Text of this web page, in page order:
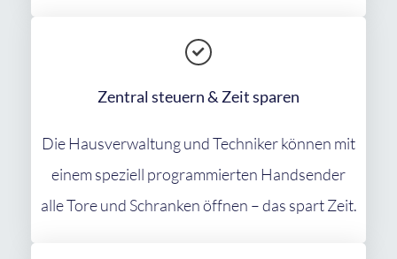
Zentral steuern & Zeit sparen
Die Hausverwaltung und Techniker können mit
einem speziell programmierten Handsender
alle Tore und Schranken öffnen – das spart Zeit.